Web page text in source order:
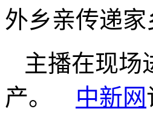
外乡亲传递家
主播在现场
产。 中新网